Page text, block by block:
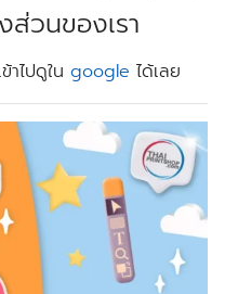
ส่วนของเรา
าไปดูใน google ได้เลย